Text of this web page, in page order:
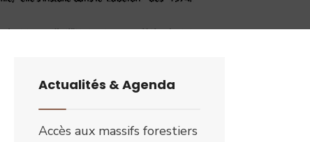
Actualités & Agenda
Accès aux massifs forestiers